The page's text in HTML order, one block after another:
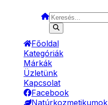
Főoldal
Kategóriák
Márkák
Üzletünk
Kapcsolat
Facebook
Natúrkozmetikumok